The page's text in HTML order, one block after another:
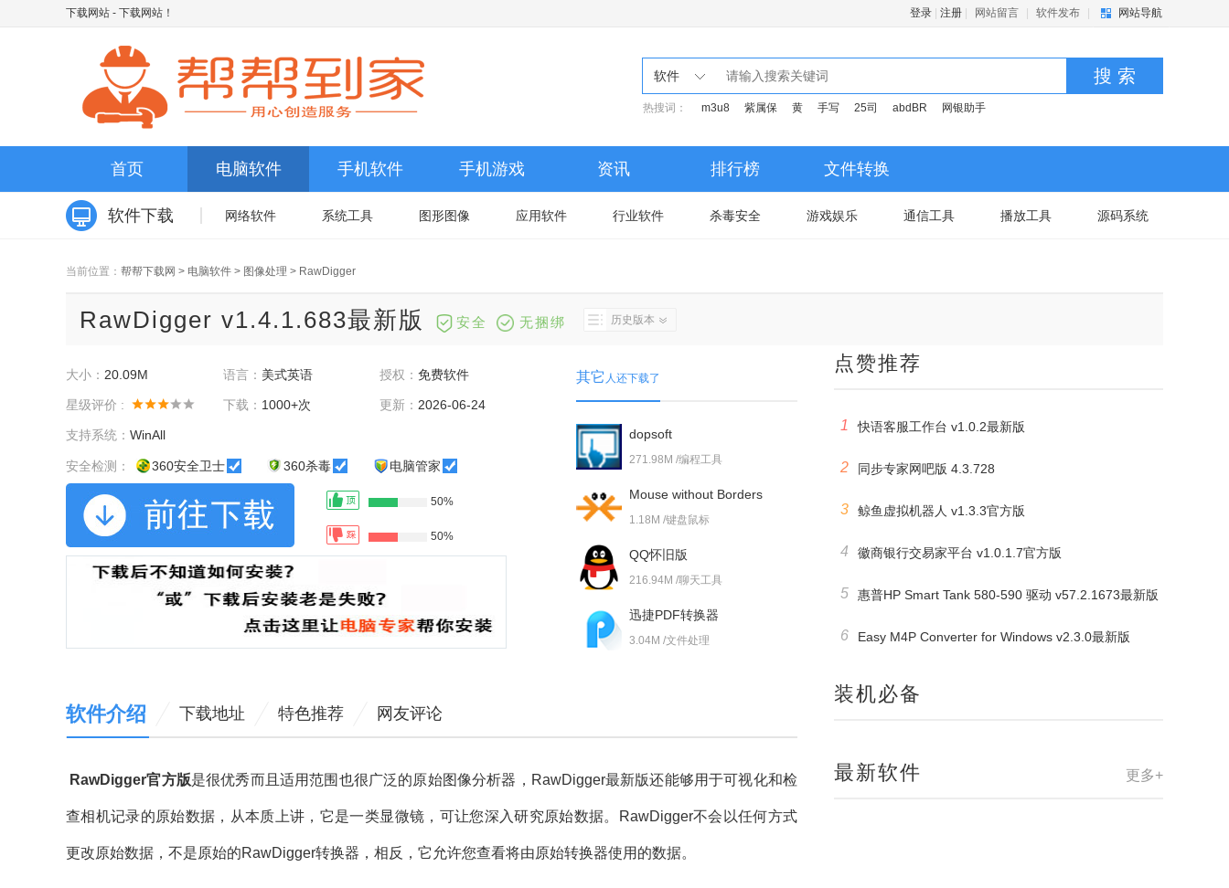
下载网站 - 下载网站！ 登录 注册 网站留言 软件发布 网站导航
软件 搜 索
热搜词： m3u8 紫属保 黄 手写 25司 abdBR 网银助手
首页 电脑软件 手机软件 手机游戏 资讯 排行榜 文件转换
软件下载 网络软件 系统工具 图形图像 应用软件 行业软件 杀毒安全 游戏娱乐 通信工具 播放工具 源码系统
当前位置： 帮帮下载网 > 电脑软件 > 图像处理 > RawDigger
RawDigger v1.4.1.683最新版 安全 无捆绑 历史版本
大小： 20.09M 语言： 美式英语 授权：免费软件
星级评价 : 下载： 1000+次 更新： 2026-06-24
支持系统： WinAll
安全检测： 360安全卫士 360杀毒 电脑管家
50%
50%
其它 人还下载了
dopsoft
271.98M /编程工具
Mouse without Borders
1.18M /键盘鼠标
QQ怀旧版
216.94M /聊天工具
迅捷PDF转换器
3.04M /文件处理
软件介绍 下载地址 特色推荐 网友评论
RawDigger官方版是很优秀而且适用范围也很广泛的原始图像分析器，RawDigger最新版还能够用于可视化和检
查相机记录的原始数据，从本质上讲，它是一类显微镜，可让您深入研究原始数据。RawDigger不会以任何方式
更改原始数据，不是原始的RawDigger转换器，相反，它允许您查看将由原始转换器使用的数据。
点赞推荐
1 快语客服工作台 v1.0.2最新版
2 同步专家网吧版 4.3.728
3 鲸鱼虚拟机器人 v1.3.3官方版
4 徽商银行交易家平台 v1.0.1.7官方版
5 惠普HP Smart Tank 580-590 驱动 v57.2.1673最新版
6 Easy M4P Converter for Windows v2.3.0最新版
装机必备
更多+
最新软件